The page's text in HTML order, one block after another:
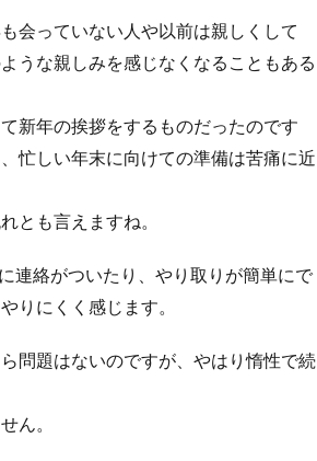
会っていない人や以前は親しくして
うな親しみを感じなくなることもある
新年の挨拶をするものだったのです
忙しい年末に向けての準備は苦痛に近
とも言えますね。
連絡がついたり、やり取りが簡単にで
りにくく感じます。
問題はないのですが、やはり惰性で続
ん。